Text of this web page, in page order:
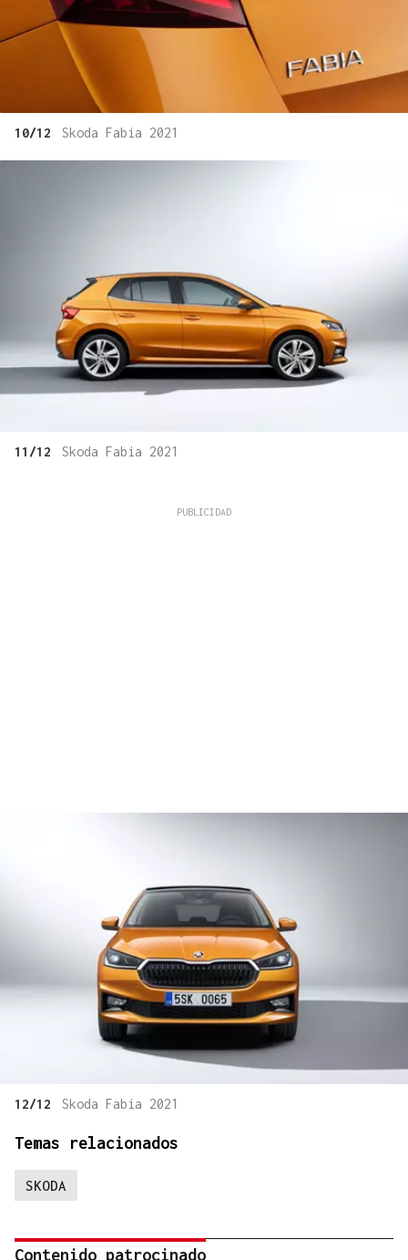
10/12 Skoda Fabia 2021
11/12 Skoda Fabia 2021
12/12 Skoda Fabia 2021
Temas relacionados
SKODA
Contenido patrocinado